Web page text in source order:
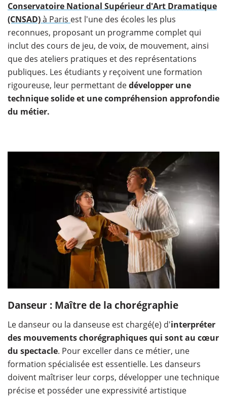
Conservatoire National Supérieur d'Art Dramatique
(CNSAD)à Paris est l'une des écoles les plus
reconnues, proposant un programme complet qui
inclut des cours de jeu, de voix, de mouvement, ainsi
que des ateliers pratiques et des représentations
publiques. Les étudiants y reçoivent une formation
rigoureuse, leur permettant dedévelopper une
technique solide et une compréhension approfondie
du métier.
Danseur : Maître de la chorégraphie
Le danseur ou la danseuse est chargé(e) d'interpréter
des mouvements chorégraphiques qui sont au cœur
du spectacle. Pour exceller dans ce métier, une
formation spécialisée est essentielle. Les danseurs
doivent maîtriser leur corps, développer une technique
précise et posséder une expressivité artistique